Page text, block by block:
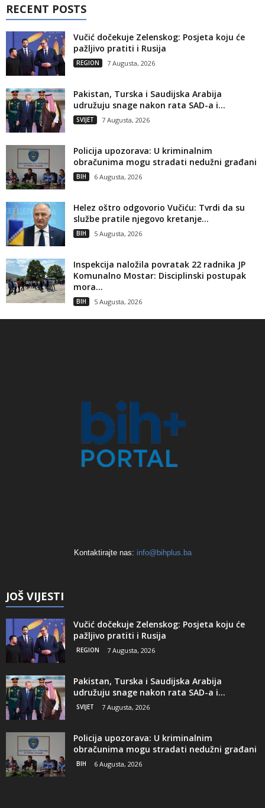
RECENT POSTS
Vučić dočekuje Zelenskog: Posjeta koju će
pažljivo pratiti i Rusija
REGION 7 Augusta, 2026
Pakistan, Turska i Saudijska Arabija
udružuju snage nakon rata SAD-a i...
SVIJET 7 Augusta, 2026
Policija upozorava: U kriminalnim
obračunima mogu stradati nedužni građani
BIH 6 Augusta, 2026
Helez oštro odgovorio Vučiću: Tvrdi da su
službe pratile njegovo kretanje...
BIH 5 Augusta, 2026
Inspekcija naložila povratak 22 radnika JP
Komunalno Mostar: Disciplinski postupak
mora...
BIH 5 Augusta, 2026
Kontaktirajte nas: info@bihplus.ba
JOŠ VIJESTI
Vučić dočekuje Zelenskog: Posjeta koju će
pažljivo pratiti i Rusija
REGION 7 Augusta, 2026
Pakistan, Turska i Saudijska Arabija
udružuju snage nakon rata SAD-a i...
SVIJET 7 Augusta, 2026
Policija upozorava: U kriminalnim
obračunima mogu stradati nedužni građani
BIH 6 Augusta, 2026